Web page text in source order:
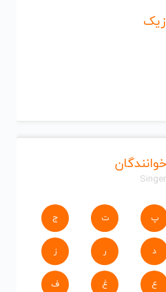
پ ت ج
د ر ز
ع غ ف